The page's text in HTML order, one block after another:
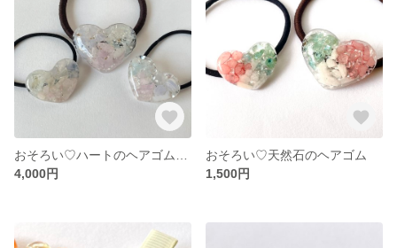
4,000円
おそろい♡天然石のヘアゴム
1,500円